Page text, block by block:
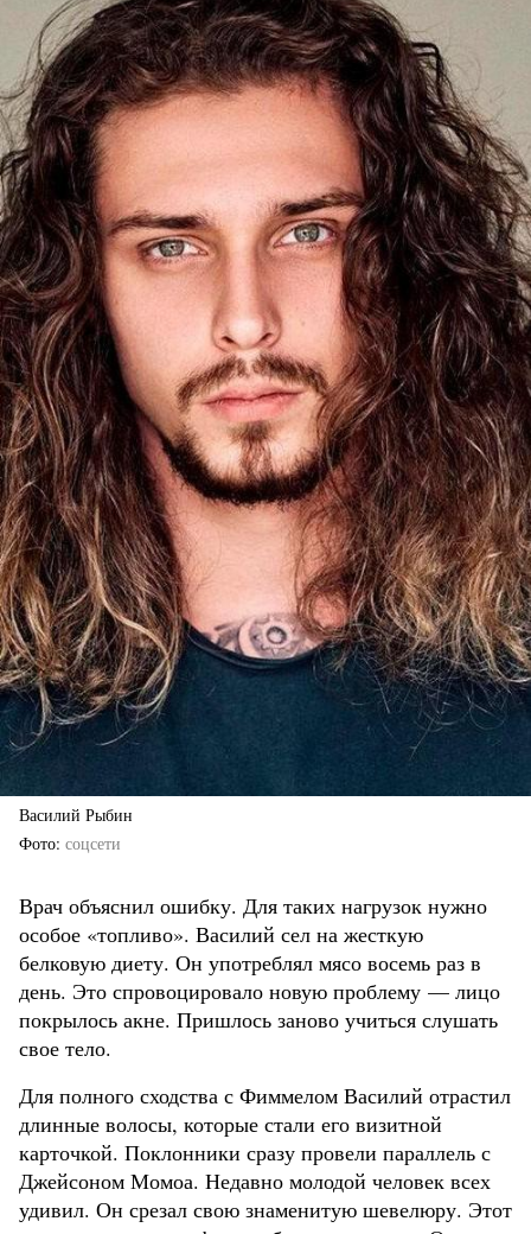
Василий Рыбин
Фото соцсети
Врач объяснил ошибку. Для таких нагрузок нужно
особое «топливо». Василий сел на жесткую
белковую диету. Он употреблял мясо восемь раз в
день. Это спровоцировало новую проблему — лицо
покрылось акне. Пришлось заново учиться слушать
свое тело.
Для полного сходства с Фиммелом Василий отрастил
длинные волосы, которые стали его визитной
карточкой. Поклонники сразу провели параллель с
Джейсоном Момоа. Недавно молодой человек всех
удивил. Он срезал свою знаменитую шевелюру. Этот